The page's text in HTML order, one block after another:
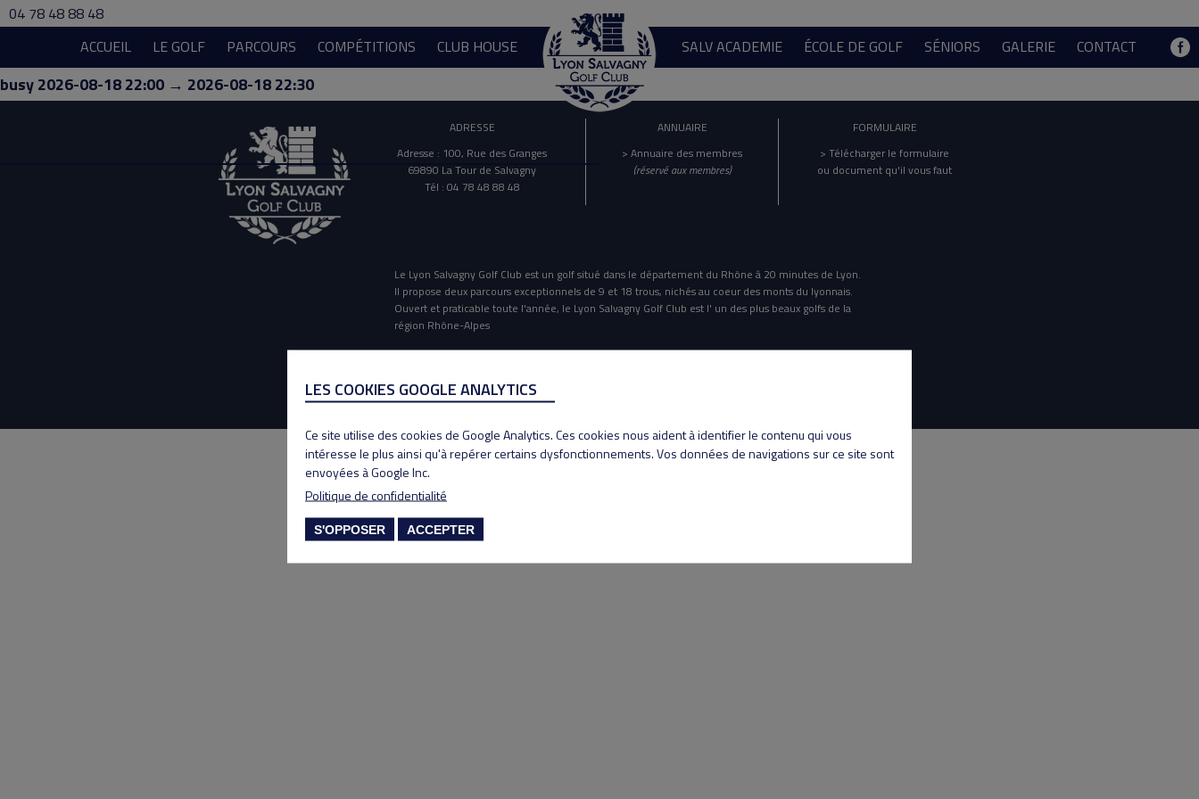
04 78 48 88 48
ACCUEIL
LE GOLF PARCOURS COMPÉTITIONS CLUB HOUSE SALV ACADEMIE ÉCOLE DE GOLF SÉNIORS GALERIE CONTACT
busy 2026-08-18 22:00 → 2026-08-18 22:30
ADRESSE
Adresse : 100, Rue des Granges
69890 La Tour de Salvagny
Tél : 04 78 48 88 48
ANNUAIRE
> Annuaire des membres
(réservé aux membres)
FORMULAIRE
> Télécharger le formulaire
ou document qu'il vous faut
Le Lyon Salvagny Golf Club est un golf situé dans le département du Rhône à 20 minutes de Lyon.
Il propose deux parcours exceptionnels de 9 et 18 trous, nichés au coeur des monts du lyonnais.
Ouvert et praticable toute l'année, le Lyon Salvagny Golf Club est l' un des plus beaux golfs de la
région Rhône-Alpes
Copyright 2020 Lyon Salvagny golf club
LES COOKIES GOOGLE ANALYTICS
Ce site utilise des cookies de Google Analytics. Ces cookies nous aident à identifier le contenu qui vous
intéresse le plus ainsi qu'à repérer certains dysfonctionnements. Vos données de navigations sur ce site sont
envoyées à Google Inc.
Politique de confidentialité
S'OPPOSER ACCEPTER